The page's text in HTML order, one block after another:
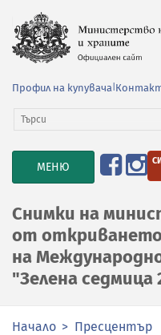
Профил на купувача
TOGGLE
NAVIGATION
МЕНЮ
Снимки на
от откриването
на
"Зелена седмица
Начало Пресцентър